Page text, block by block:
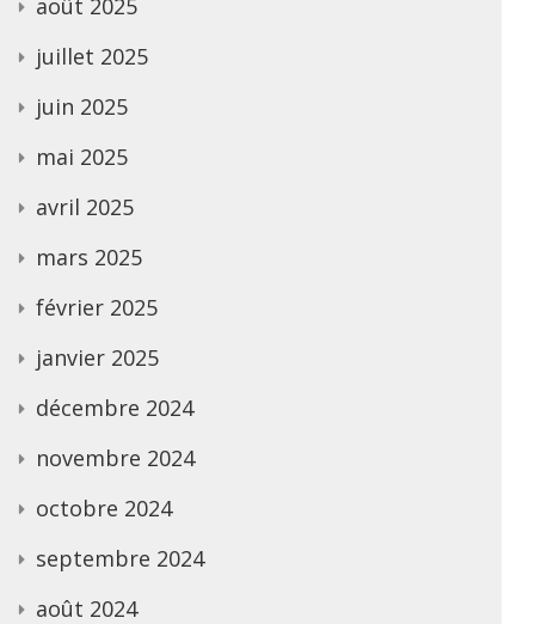
juillet 2025
juin 2025
mai 2025
avril 2025
mars 2025
février 2025
janvier 2025
décembre 2024
novembre 2024
octobre 2024
septembre 2024
août 2024